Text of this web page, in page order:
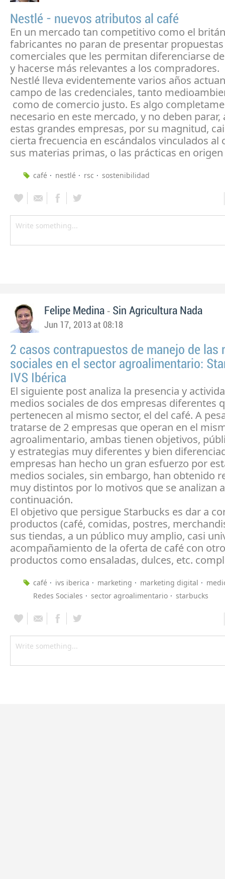
Nestlé - nuevos atributos al café
En un mercado tan competitivo como el
fabricantes no paran de presentar propuestas
comerciales que les permitan diferenciarse
y hacerse más relevantes a los compradores.
Nestlé lleva evidentemente varios años
campo de las credenciales, tanto
como de comercio justo. Es algo
necesario en este mercado, y no deben parar,
estas grandes empresas, por su magnitud,
cierta frecuencia en escándalos vinculados al
sus materias primas, o las prácticas en
café nestlé rsc sostenibilidad
Felipe Medina - Sin Agricultura Nada
Jun 17, 2013 at 08:18
2 casos contrapuestos de manejo de las
sociales en el sector agroalimentario:
IVS Ibérica
El siguiente post analiza la presencia y
medios sociales de dos empresas diferentes
pertenecen al mismo sector, el del café. A
tratarse de 2 empresas que operan en el
agroalimentario, ambas tienen objetivos,
y estrategias muy diferentes y bien
empresas han hecho un gran esfuerzo por
medios sociales, sin embargo, han obtenido
muy distintos por lo motivos que se analizan a
continuación.
El objetivo que persigue Starbucks es dar a
productos (café, comidas, postres,
sus tiendas, a un público muy amplio, casi
acompañamiento de la oferta de café con
productos como ensaladas, dulces, etc.
café ivs iberica marketing marketing digital
Redes Sociales
sector agroalimentario starbucks